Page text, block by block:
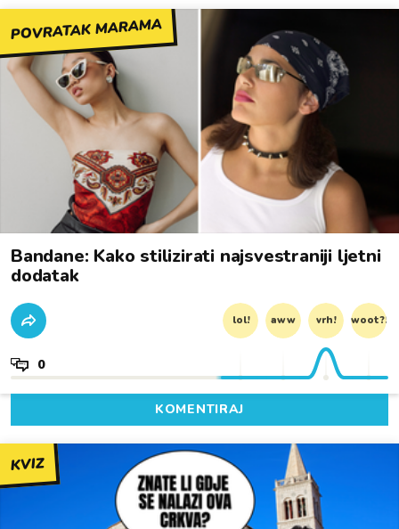
POVRATAK MARAMA
Bandane: Kako stilizirati najsvestraniji ljetni
dodatak
lol! aww vrh! woot?!
0
KOMENTIRAJ
KVIZ